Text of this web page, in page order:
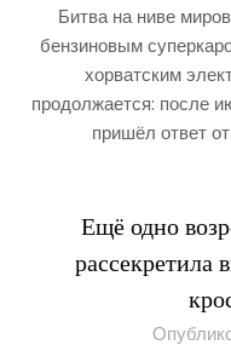
Битва на ниве
бензиновым
хорватским
продолжается: после
пришёл ответ
Ещё одно
рассекретила